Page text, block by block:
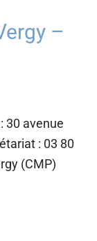
–
30 avenue
: 03 80
(CMP)